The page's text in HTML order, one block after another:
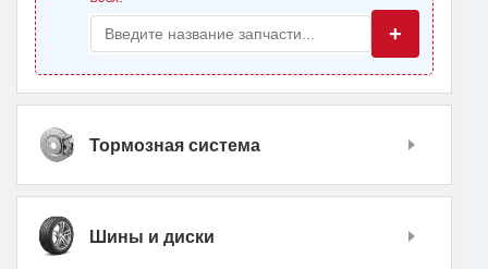
+
Тормозная система
Шины и диски